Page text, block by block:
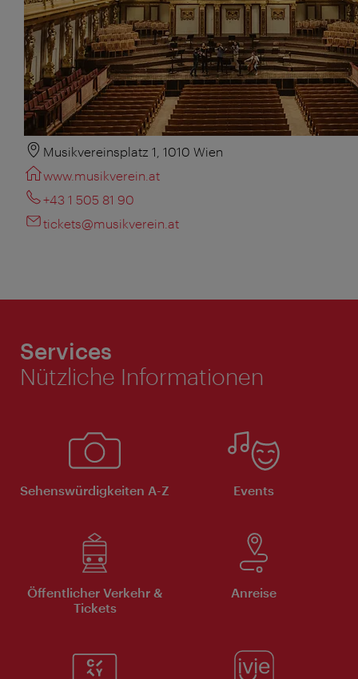
Musikvereinsplatz 1, 1010 Wien
www.musikverein.at
+43 1 505 81 90
tickets@musikverein.at
Services
Nützliche Informationen
Sehenswürdigkeiten A-Z Events
Öffentlicher Verkehr &
Tickets
Anreise